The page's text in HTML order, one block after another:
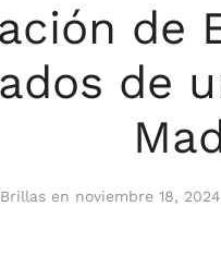
de
de
en noviembre 18, 2024